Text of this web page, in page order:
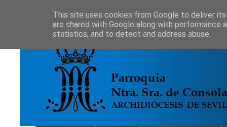
This site uses cookies from Google to deliver
are shared with Google along with
statistics, and to detect and address abuse.